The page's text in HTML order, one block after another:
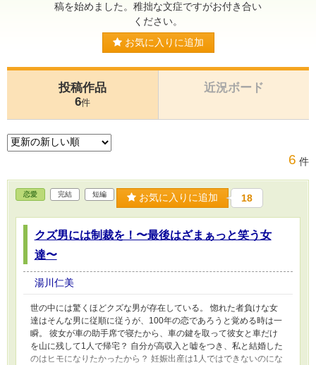
稿を始めました。稚拙な文症ですがお付き合い
ください。
お気に入りに追加
投稿作品
6件
近況ボード
6 件
恋愛 完結 短編 お気に入りに追加 18
クズ男には制裁を！〜最後はざまぁっと笑う女
達〜
湯川仁美
世の中には驚くほどクズな男が存在している。 惚れた者負けな女
達はそんな男に従順に従うが、100年の恋であろうと覚める時は一
瞬。 彼女が車の助手席で寝たから、車の鍵を取って彼女と車だけ
を山に残して1人で帰宅？ 自分が高収入と嘘をつき、私と結婚した
のはヒモになりたかったから？ 妊娠出産は1人ではできないのにな